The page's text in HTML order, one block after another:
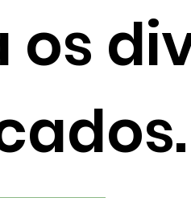
os